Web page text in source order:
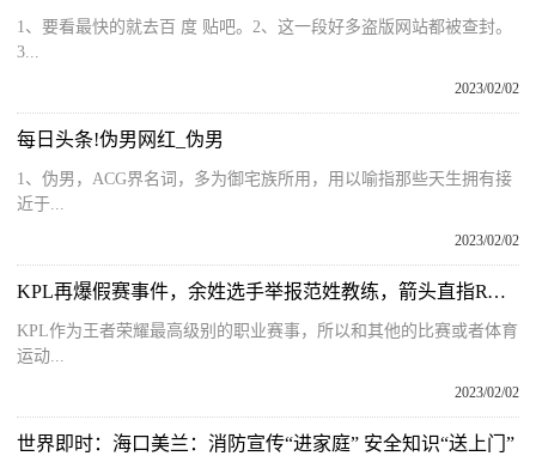
1、要看最快的就去百 度 贴吧。2、这一段好多盗版网站都被查封。
3...
2023/02/02
每日头条!伪男网红_伪男
1、伪男，ACG界名词，多为御宅族所用，用以喻指那些天生拥有接
近于...
2023/02/02
KPL再爆假赛事件，余姓选手举报范姓教练，箭头直指RW侠俱乐部
KPL作为王者荣耀最高级别的职业赛事，所以和其他的比赛或者体育
运动...
2023/02/02
世界即时：海口美兰：消防宣传“进家庭” 安全知识“送上门”